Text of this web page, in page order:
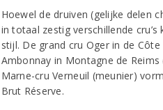
Hoewel de druiven (gelijke delen
in totaal zestig verschillende
stijl. De grand cru Oger in de
Ambonnay in Montagne de
Marne-cru Verneuil (meunier)
Brut Réserve.